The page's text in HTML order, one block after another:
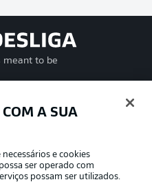
meant to be
A SUA
e cookies
ser operado com
possam ser utilizados.